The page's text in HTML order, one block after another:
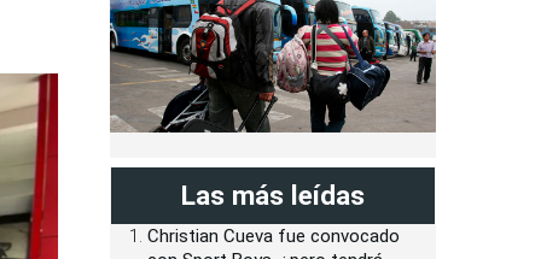
Las más leídas
Christian Cueva fue convocado